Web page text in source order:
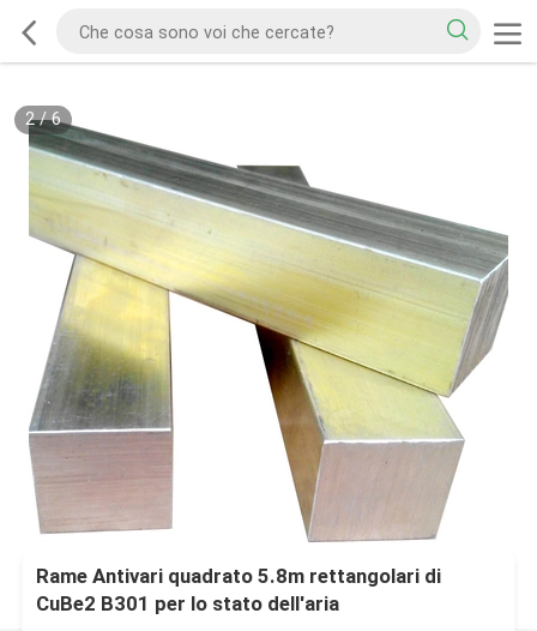
2/6
Rame Antivari quadrato 5.8m rettangolari di
CuBe2 B301 per lo stato dell'aria